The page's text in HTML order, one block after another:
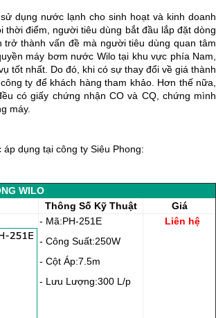
dụng nước lạnh cho sinh hoạt và kinh doanh
điểm, người tiêu dùng bắt đầu lắp đặt dòng
thành vấn đề mà người tiêu dùng quan tâm
máy bơm nước Wilo tại khu vực phía Nam,
tốt nhất. Do đó, khi có sự thay đổi về giá thành
ty để khách hàng tham khảo. Hơn thế nữa,
có giấy chứng nhận CO và CQ, chứng mình
máy.
dụng tại công ty Siêu Phong:
WILO
Thông Số Kỹ Thuật
Giá
- Mã:PH-251E
- Công Suất:250W
- Cột Áp:7.5m
- Lưu Lượng:300 L/p
Liên hệ